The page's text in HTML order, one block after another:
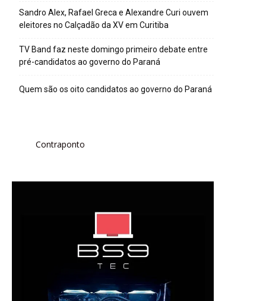
Sandro Alex, Rafael Greca e Alexandre Curi ouvem
eleitores no Calçadão da XV em Curitiba
TV Band faz neste domingo primeiro debate entre
pré-candidatos ao governo do Paraná
Quem são os oito candidatos ao governo do Paraná
Contraponto